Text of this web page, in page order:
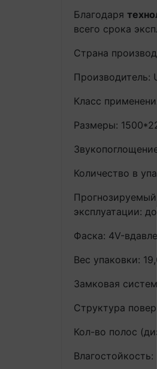
Благодаря
всего срока
Страна
Производитель:
Класс
Размеры:
Количество в
эксплуатации:
Фаска: 4V-
Вес упаковки:
Замковая
Структура
Кол-во полос